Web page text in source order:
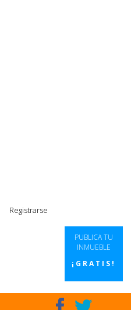
Registrarse
PUBLICA TU
INMUEBLE
¡GRATIS!